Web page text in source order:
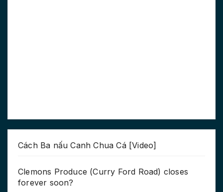
Cách Ba nấu Canh Chua Cá [Video]
Clemons Produce (Curry Ford Road) closes
forever soon?